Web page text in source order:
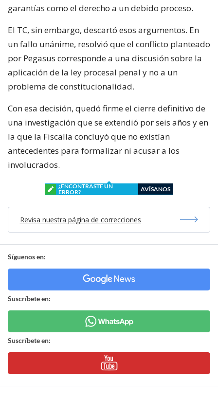
garantías como el derecho a un debido proceso.
El TC, sin embargo, descartó esos argumentos. En
un fallo unánime, resolvió que el conflicto planteado
por Pegasus corresponde a una discusión sobre la
aplicación de la ley procesal penal y no a un
problema de constitucionalidad.
Con esa decisión, quedó firme el cierre definitivo de
una investigación que se extendió por seis años y en
la que la Fiscalía concluyó que no existían
antecedentes para formalizar ni acusar a los
involucrados.
¿ENCONTRASTE UN
ERROR?
AVÍSANOS
Revisa nuestra página de correcciones
Síguenos en:
Suscríbete en:
Suscríbete en: